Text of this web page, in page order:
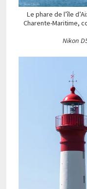
Le phare de l’île
Charente-Maritime,
Nikon